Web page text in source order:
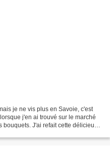
je ne vis plus en Savoie, c'est
j'en ai trouvé sur le marché
bouquets. J'ai refait cette délicieuse